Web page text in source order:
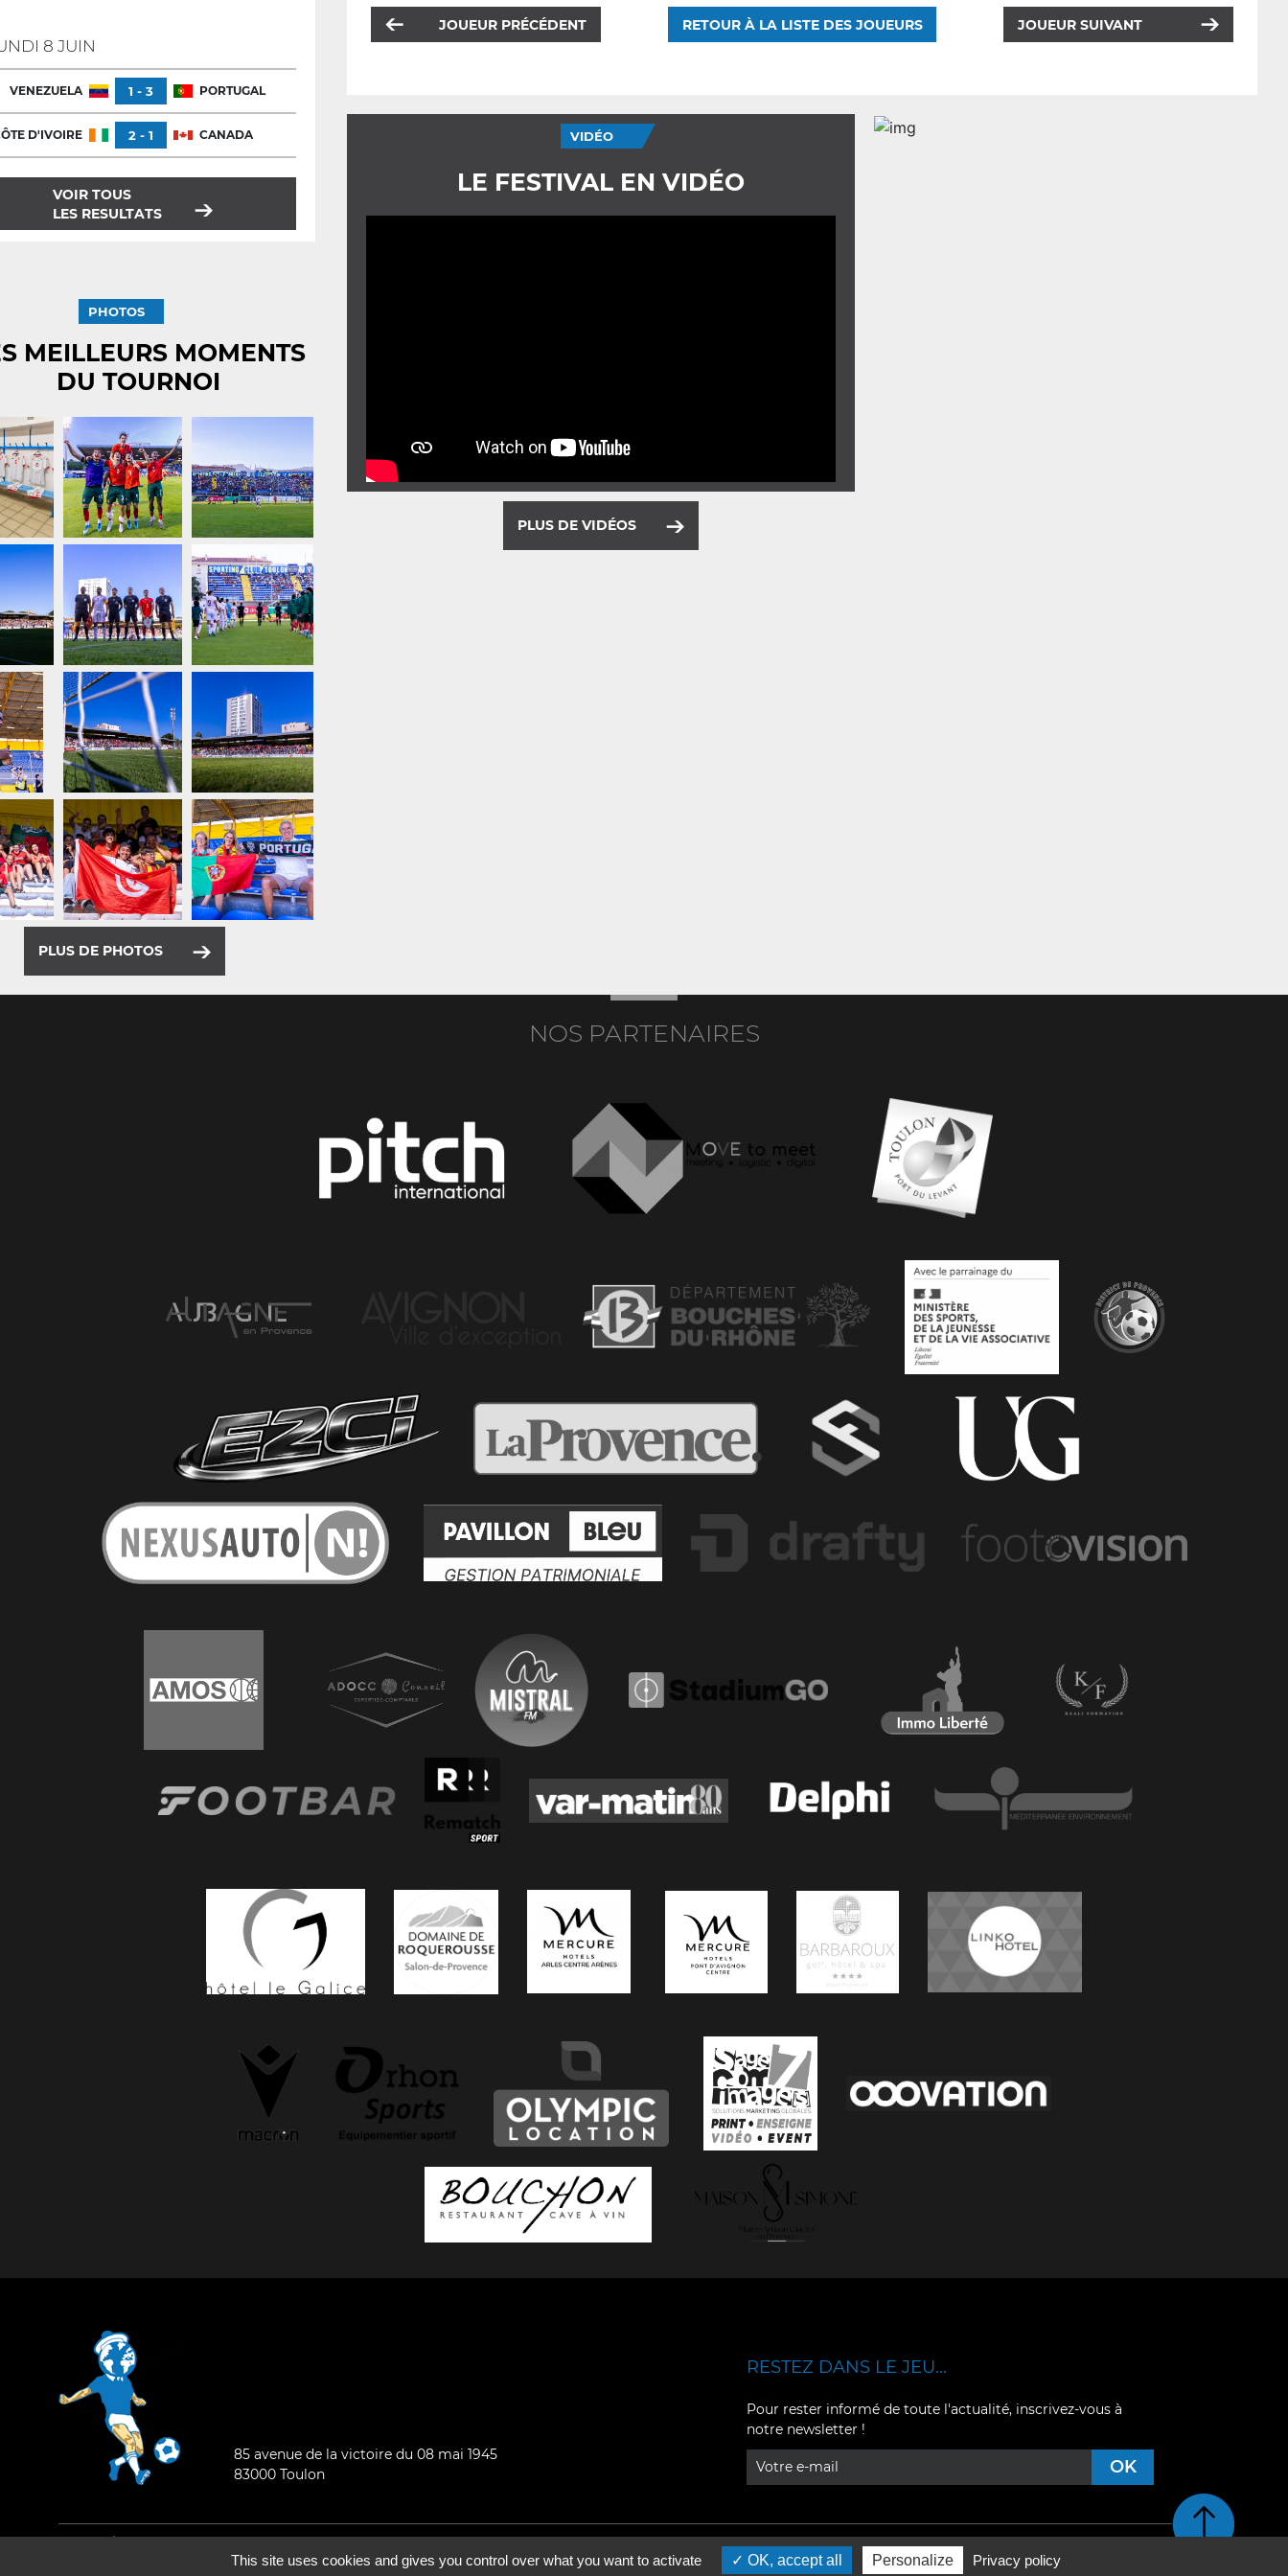
8 JUIN
VENEZUELA 1 - 3 PORTUGAL
D'IVOIRE 2 - 1 CANADA
VOIR TOUS
LES RESULTATS
PHOTOS
MEILLEURS MOMENTS
DU TOURNOI
PLUS DE PHOTOS
JOUEUR PRÉCÉDENT RETOUR À LA LISTE DES JOUEURS JOUEUR SUIVANT
VIDÉO
LE FESTIVAL EN VIDÉO
PLUS DE VIDÉOS
NOS PARTENAIRES
85 avenue de la victoire du 08 mai 1945
83000 Toulon
YouTube
RESTEZ DANS LE JEU...
Pour rester informé de toute l'actualité, inscrivez-vous à
notre newsletter !
Mentions légales-Qui sommes-nous ?
©2026 - Tous droits réservés - Conception :epartenair e
Retour en haut de page
This site uses cookies and gives you control over what you want to activate OK, accept all Personalize Privacy policy